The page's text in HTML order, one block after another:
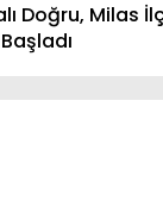
Doğru, Milas